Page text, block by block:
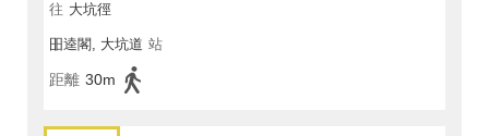
往 大坑徑
昍逵閣, 大坑道 站
距離 30m